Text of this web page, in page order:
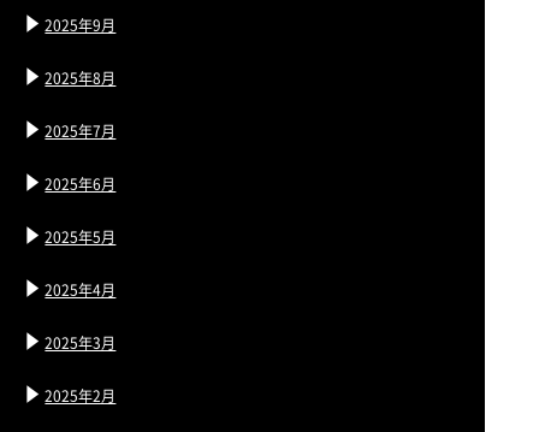
2025年9月
2025年8月
2025年7月
2025年6月
2025年5月
2025年4月
2025年3月
2025年2月